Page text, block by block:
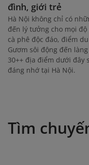
đình, giới trẻ
Hà Nội không chỉ có
đến lý tưởng cho mọi
cà phê độc đáo, điểm
Gươm sôi động đến
30++ địa điểm dưới đây
đáng nhớ tại Hà Nội.
Tìm